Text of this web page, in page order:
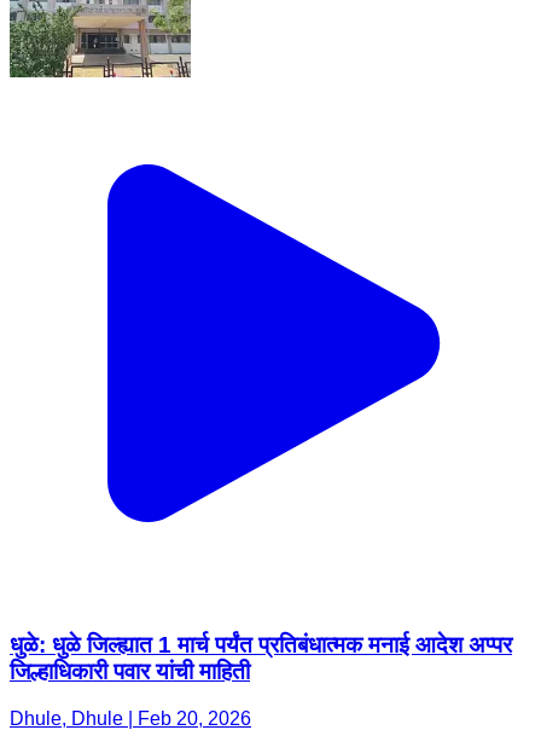
धुळे: धुळे जिल्ह्यात 1 मार्च पर्यंत प्रतिबंधात्मक मनाई आदेश अप्पर
जिल्हाधिकारी पवार यांची माहिती
Dhule, Dhule | Feb 20, 2026